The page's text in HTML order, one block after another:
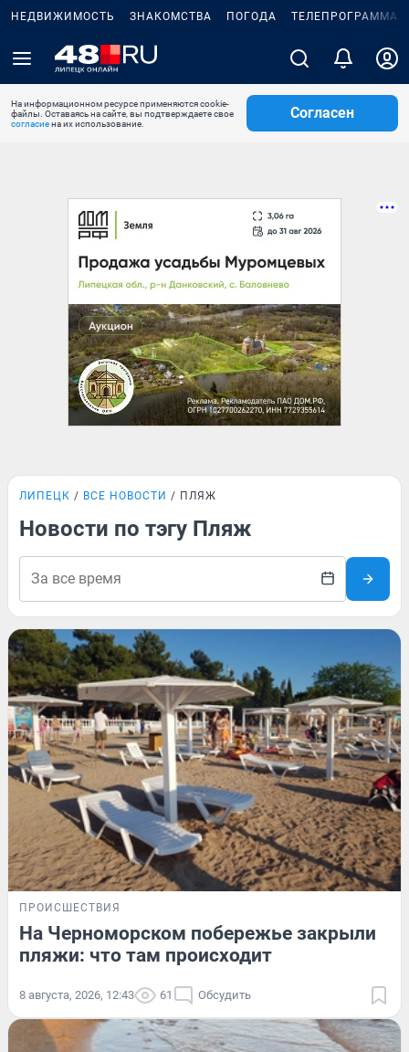
НЕДВИЖИМОСТЬ ЗНАКОМСТВА ПОГОДА ТЕЛЕПРОГРАММА
На информационном ресурсе применяются cookie-
файлы. Оставаясь на сайте, вы подтверждаете свое
согласиена их использование.
Согласен
ЛИПЕЦК ВСЕ НОВОСТИ ПЛЯЖ
Новости по тэгу Пляж
ПРОИСШЕСТВИЯ
На Черноморском побережье закрыли
пляжи: что там происходит
8 августа, 2026, 12:43 61 Обсудить